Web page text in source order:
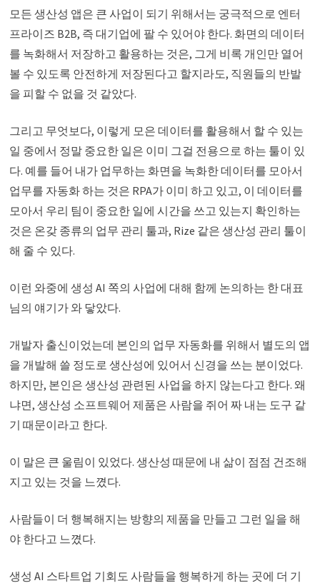
모든 생산성 앱은 큰 사업이 되기 위해서는 궁극적으로 엔터
프라이즈 B2B, 즉 대기업에 팔 수 있어야 한다. 화면의 데이터
를 녹화해서 저장하고 활용하는 것은, 그게 비록 개인만 열어
볼 수 있도록 안전하게 저장된다고 할지라도, 직원들의 반발
을 피할 수 없을 것 같았다.
그리고 무엇보다, 이렇게 모은 데이터를 활용해서 할 수 있는
일 중에서 정말 중요한 일은 이미 그걸 전용으로 하는 툴이 있
다. 예를 들어 내가 업무하는 화면을 녹화한 데이터를 모아서
업무를 자동화 하는 것은 RPA가 이미 하고 있고, 이 데이터를
모아서 우리 팀이 중요한 일에 시간을 쓰고 있는지 확인하는
것은 온갖 종류의 업무 관리 툴과, Rize 같은 생산성 관리 툴이
해 줄 수 있다.
이런 와중에 생성 AI 쪽의 사업에 대해 함께 논의하는 한 대표
님의 얘기가 와 닿았다.
개발자 출신이었는데 본인의 업무 자동화를 위해서 별도의 앱
을 개발해 쓸 정도로 생산성에 있어서 신경을 쓰는 분이었다.
하지만, 본인은 생산성 관련된 사업을 하지 않는다고 한다. 왜
냐면, 생산성 소프트웨어 제품은 사람을 쥐어 짜 내는 도구 같
기 때문이라고 한다.
이 말은 큰 울림이 있었다. 생산성 때문에 내 삶이 점점 건조해
지고 있는 것을 느꼈다.
사람들이 더 행복해지는 방향의 제품을 만들고 그런 일을 해
야 한다고 느꼈다.
생성 AI 스타트업 기회도 사람들을 행복하게 하는 곳에 더 기